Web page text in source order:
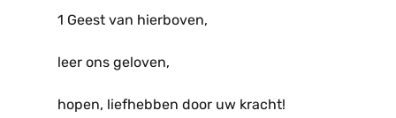
1 Geest van hierboven,
leer ons geloven,
hopen, liefhebben door uw kracht!